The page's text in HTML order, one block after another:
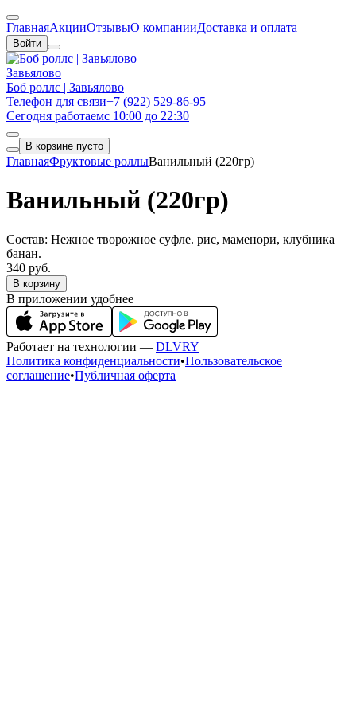
ГлавнаяАкцииОтзывыО компанииДоставка и оплата
Войти
Завьялово
Боб роллс | Завьялово
Телефон для связи+7 (922) 529-86-95
Сегодня работаемс 10:00 до 22:30
В корзине пусто
ГлавнаяФруктовые роллыВанильный (220гр)
Ванильный (220гр)
Состав: Нежное творожное суфле. рис, маменори, клубника
банан.
340 руб.
В корзину
В приложении удобнее
Работает на технологии — DLVRY
Политика конфиденциальности•Пользовательское
соглашение•Публичная оферта